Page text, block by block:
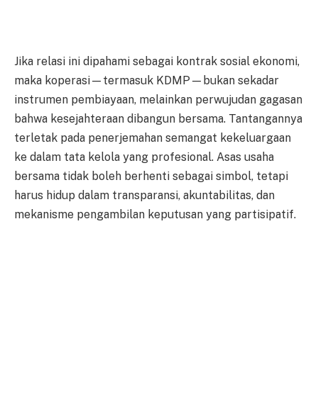
Jika relasi ini dipahami sebagai kontrak sosial ekonomi,
maka koperasi—termasuk KDMP—bukan sekadar
instrumen pembiayaan, melainkan perwujudan gagasan
bahwa kesejahteraan dibangun bersama. Tantangannya
terletak pada penerjemahan semangat kekeluargaan
ke dalam tata kelola yang profesional. Asas usaha
bersama tidak boleh berhenti sebagai simbol, tetapi
harus hidup dalam transparansi, akuntabilitas, dan
mekanisme pengambilan keputusan yang partisipatif.